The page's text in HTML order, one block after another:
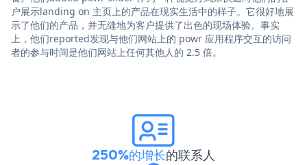
户展示landing on 主页上的产品在现实生活中的样子。它很好地展
示了他们的产品，并无缝地为客户提供了出色的现场体验。事实
上，他们reported发现与他们网站上的 powr 应用程序交互的访问
者的参与时间是他们网站上任何其他人的 2.5 倍。
250%的增长的联系人